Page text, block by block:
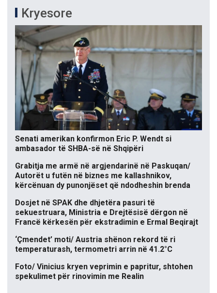
Kryesore
Senati amerikan konfirmon Eric P. Wendt si
ambasador të SHBA-së në Shqipëri
Grabitja me armë në argjendarinë në Paskuqan/
Autorët u futën në biznes me kallashnikov,
kërcënuan dy punonjëset që ndodheshin brenda
Dosjet në SPAK dhe dhjetëra pasuri të
sekuestruara, Ministria e Drejtësisë dërgon në
Francë kërkesën për ekstradimin e Ermal Beqirajt
‘Çmendet’ moti/ Austria shënon rekord të ri
temperaturash, termometri arrin në 41.2°C
Foto/ Vinicius kryen veprimin e papritur, shtohen
spekulimet për rinovimin me Realin